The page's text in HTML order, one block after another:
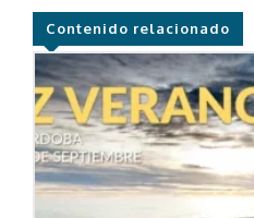
Contenido relacionado